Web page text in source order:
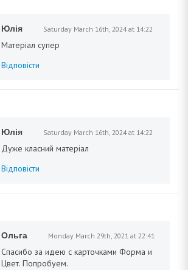
Юлія Saturday March 16th, 2024 at 14:22
Матеріал супер
Відповісти
Юлія Saturday March 16th, 2024 at 14:22
Дуже класний матеріал
Відповісти
Ольга Monday March 29th, 2021 at 22:41
Спасибо за идею с карточками Форма и
Цвет. Попробуем.